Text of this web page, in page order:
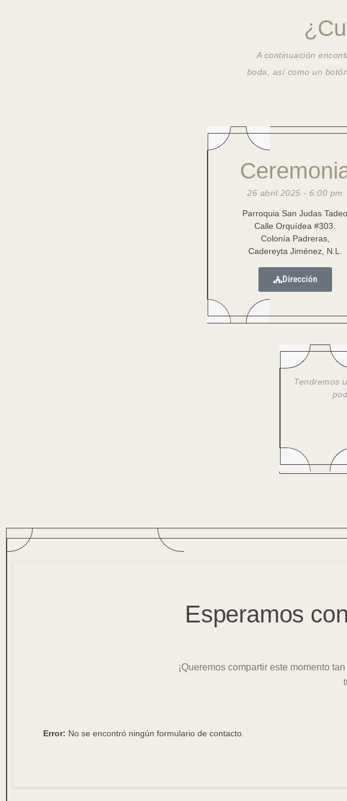
A continuación
boda, así como un
26 abril 2025 - 6:00 pm
Parroquia San Judas Tadeo
Calle Orquídea #303.
Colonía Padreras,
Cadereyta Jiménez, N.L.
Dirección
Tendremos
Esperamos
¡Queremos compartir este momento
Error: No se encontró ningún formulario de contacto.